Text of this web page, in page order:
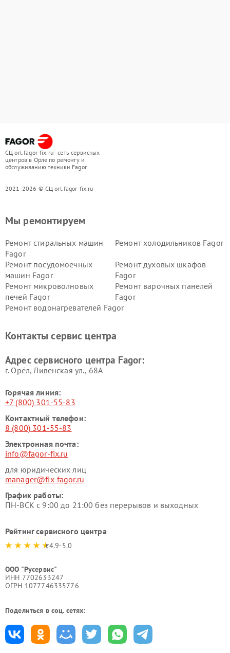
СЦ orl.fagor-fix.ru - сеть сервисных
центров в Орле по ремонту и
обслуживанию техники Fagor
2021-2026 © СЦ orl.fagor-fix.ru
Мы ремонтируем
Ремонт стиральных машин
Fagor
Ремонт холодильников Fagor
Ремонт посудомоечных
машин Fagor
Ремонт духовых шкафов
Fagor
Ремонт микроволновых
печей Fagor
Ремонт варочных панелей
Fagor
Ремонт водонагревателей Fagor
Контакты сервис центра
Адрес сервисного центра Fagor:
г. Орёл, Ливенская ул., 68А
Горячая линия:
+7 (800) 301-55-83
Контактный телефон:
8 (800) 301-55-83
Электронная почта:
info@fagor-fix.ru
для юридических лиц
manager@fix-fagor.ru
График работы:
ПН-ВСК с 9:00 до 21:00 без перерывов и выходных
Рейтинг сервисного центра
4.9-5.0
ООО "Русервис"
ИНН 7702633247
ОГРН 1077746335776
Поделиться в соц. сетях: